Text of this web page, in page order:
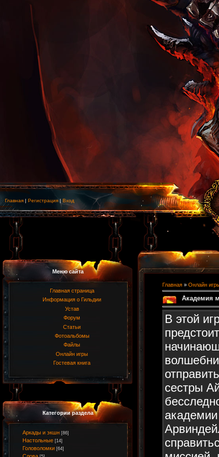
Главная | Регистрация | Вход
Меню сайта
Главная страница
Информация о Гильдии
Устав
Форум
Статьи
Фотоальбомы
Файлы
Онлайн игры
Гостевая книга
Категории раздела
Аркады и экшн [86]
Настольные [14]
Головоломки [64]
Главная » Онлайн
Академия
В этой
сестры